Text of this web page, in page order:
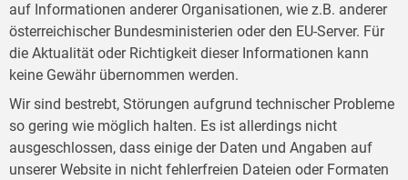
auf Informationen anderer Organisationen, wie z.B. anderer
österreichischer Bundesministerien oder den EU-Server. Für
die Aktualität oder Richtigkeit dieser Informationen kann
keine Gewähr übernommen werden.
Wir sind bestrebt, Störungen aufgrund technischer Probleme
so gering wie möglich halten. Es ist allerdings nicht
ausgeschlossen, dass einige der Daten und Angaben auf
unserer Website in nicht fehlerfreien Dateien oder Formaten